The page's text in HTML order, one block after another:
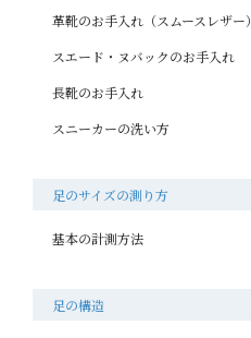
革靴のお手入れ（スムースレザー）
スエード・ヌバックのお手入れ
長靴のお手入れ
スニーカーの洗い方
足のサイズの測り方
基本の計測方法
足の構造